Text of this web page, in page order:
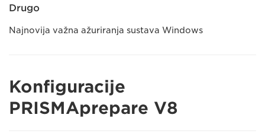
Drugo
Najnovija važna ažuriranja sustava Windows
Konfiguracije
PRISMAprepare V8